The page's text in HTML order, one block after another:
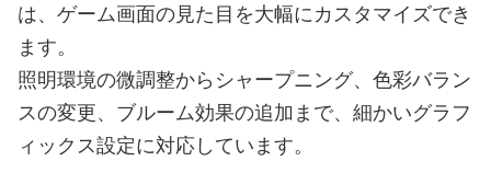
は、ゲーム画面の見た目を大幅にカスタマイズでき
ます。
照明環境の微調整からシャープニング、色彩バラン
スの変更、ブルーム効果の追加まで、細かいグラフ
ィックス設定に対応しています。